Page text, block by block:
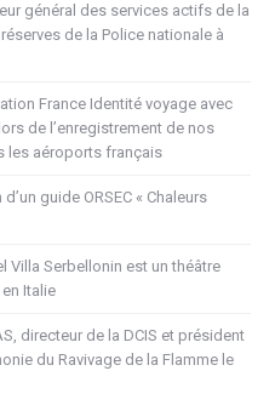
général des services actifs de la
de la Police nationale à
France Identité voyage avec
de l’enregistrement de nos
les aéroports français
guide ORSEC « Chaleurs
Villa Serbellonin est un théâtre
Italie
directeur de la DCIS et président
du Ravivage de la Flamme le